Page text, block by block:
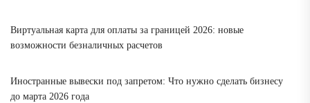
Виртуальная карта для оплаты за границей 2026: новые
возможности безналичных расчетов
Иностранные вывески под запретом: Что нужно сделать бизнесу
до марта 2026 года